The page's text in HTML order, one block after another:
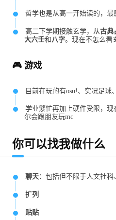
哲学也是从高一开始读的，最
高二下学期接触玄学，从古典
大六壬和 八字。现在不怎么看
🎮 游戏
目前在玩的有osu!、实况足球
学业繁忙再加上硬件受限，
尔会跟朋友玩mc
你可以找我做什么
聊天：包括但不限于人文社科
扩列
贴贴